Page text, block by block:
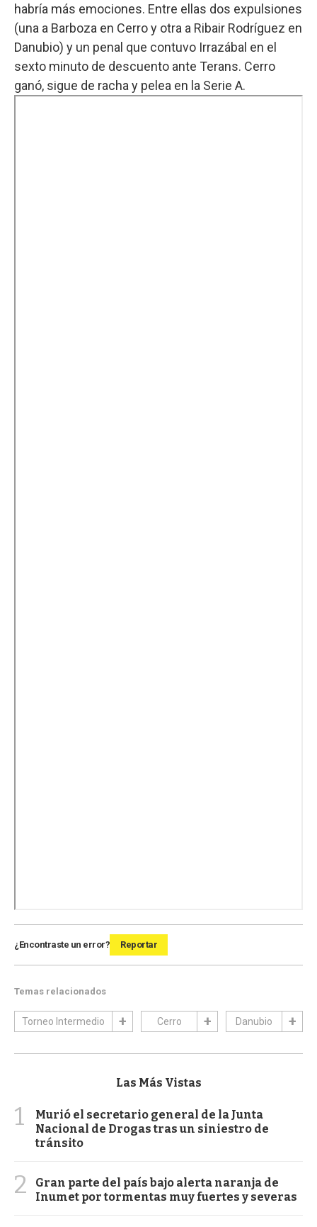
habría más emociones. Entre ellas dos expulsiones
(una a Barboza en Cerro y otra a Ribair Rodríguez en
Danubio) y un penal que contuvo Irrazábal en el
sexto minuto de descuento ante Terans. Cerro
ganó, sigue de racha y pelea en la Serie A.
¿Encontraste un error? Reportar
Temas relacionados
Torneo Intermedio Cerro Danubio
Las Más Vistas
1
Murió el secretario general de la Junta
Nacional de Drogas tras un siniestro de
tránsito
2
Gran parte del país bajo alerta naranja de
Inumet por tormentas muy fuertes y severas